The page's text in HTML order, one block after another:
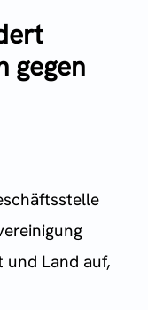
gegen
und Land auf,